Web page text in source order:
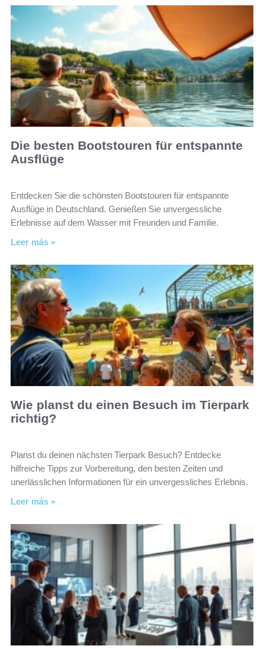
Die besten Bootstouren für entspannte
Ausflüge
Entdecken Sie die schönsten Bootstouren für entspannte
Ausflüge in Deutschland. Genießen Sie unvergessliche
Erlebnisse auf dem Wasser mit Freunden und Familie.
Leer más »
Wie planst du einen Besuch im Tierpark
richtig?
Planst du deinen nächsten Tierpark Besuch? Entdecke
hilfreiche Tipps zur Vorbereitung, den besten Zeiten und
unerlässlichen Informationen für ein unvergessliches Erlebnis.
Leer más »